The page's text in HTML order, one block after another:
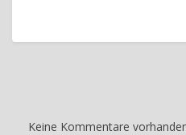
Keine Kommentare